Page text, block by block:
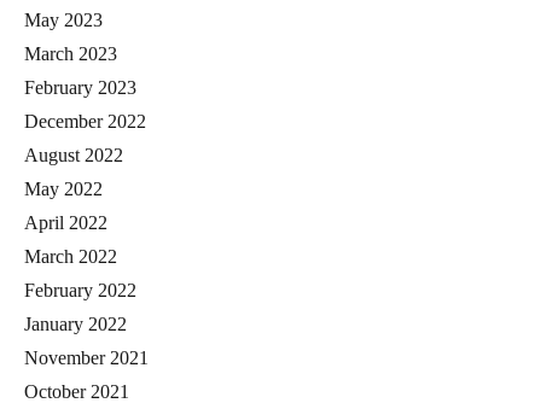
May 2023
March 2023
February 2023
December 2022
August 2022
May 2022
April 2022
March 2022
February 2022
January 2022
November 2021
October 2021